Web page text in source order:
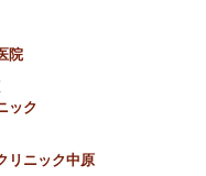
院
ック
リニック中原